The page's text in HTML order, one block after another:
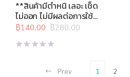
Thai Sports,Thai Sports
Brand,สินค้าล็อตสุดท้าย,
อุปกรณ์คลายกล้ามเนื้อ,อุปกรณ์
นวด,อุปกรณ์บริหารกาย,
อุปกรณ์สุขภาพเพื่อผู้สูงวัย
อุปกรณ์เพื่อสุขภาพ
**สินค้ามีตำหนิ เลอะ เช็ด
ไม่ออก ไม่มีผลต่อการใช้
งาน, SALE 50%**
ทรงถั่ว
฿280.00
Original
price
was:
฿140.00
Current
price
is:
Prev 1 2